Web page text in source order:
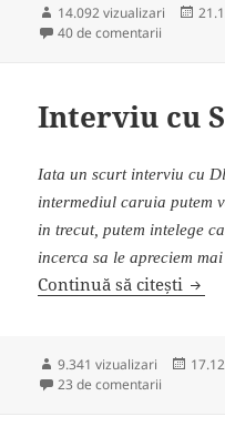
14.092 vizualizari
40 de comentarii
Interviu cu
Iata un scurt interviu cu
intermediul caruia putem
in trecut, putem intelege
incerca sa le apreciem
Continuă să citești
9.341 vizualizari
23 de comentarii